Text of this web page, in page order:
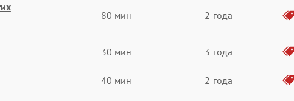
80 мин 2 года
30 мин 3 года
40 мин 2 года